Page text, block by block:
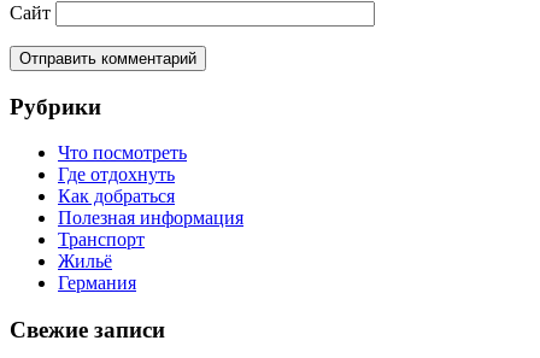
Сайт
Рубрики
Что посмотреть
Где отдохнуть
Как добраться
Полезная информация
Транспорт
Жильё
Германия
Свежие записи